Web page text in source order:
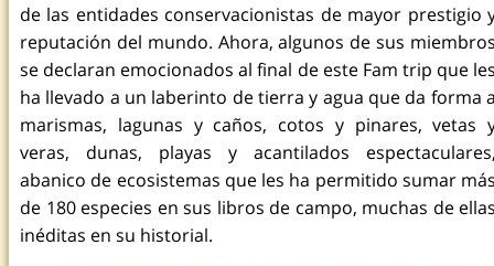
de las entidades conservacionistas de mayor prestigio
reputación del mundo. Ahora, algunos de sus
se declaran emocionados al final de este Fam trip que
ha llevado a un laberinto de tierra y agua que da forma
marismas, lagunas y caños, cotos y pinares, vetas
veras, dunas, playas y acantilados
abanico de ecosistemas que les ha permitido sumar
de 180 especies en sus libros de campo, muchas de
inéditas en su historial.